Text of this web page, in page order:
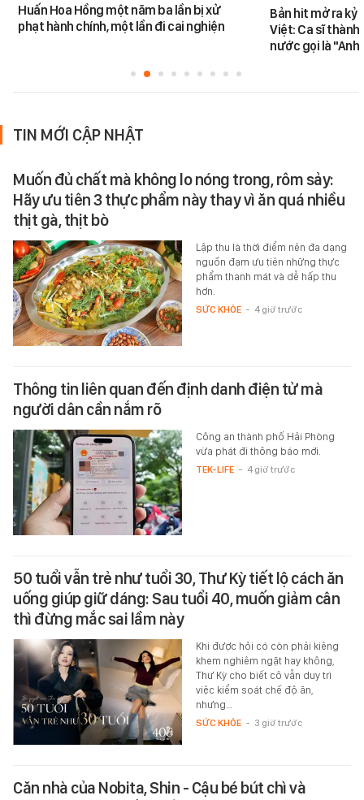
Huấn Hoa Hồng một năm ba lần bị xử
phạt hành chính, một lần đi cai nghiện
Bản hit mở ra kỷ
Việt: Ca sĩ
nước gọi là "Anh
TIN MỚI CẬP NHẬT
Muốn đủ chất mà không lo nóng trong, rôm sảy:
Hãy ưu tiên 3 thực phẩm này thay vì ăn quá nhiều
thịt gà, thịt bò
Lập thu là thời điểm nên đa dạng
nguồn đạm ưu tiên những thực
phẩm thanh mát và dễ hấp thu
hơn.
SỨC KHỎE - 4 giờ trước
Thông tin liên quan đến định danh điện tử mà
người dân cần nắm rõ
Công an thành phố Hải Phòng
vừa phát đi thông báo mới.
TEK-LIFE - 4 giờ trước
50 tuổi vẫn trẻ như tuổi 30, Thư Kỳ tiết lộ cách ăn
uống giúp giữ dáng: Sau tuổi 40, muốn giảm cân
thì đừng mắc sai lầm này
Khi được hỏi có còn phải kiêng
khem nghiêm ngặt hay không,
Thư Kỳ cho biết cô vẫn duy trì
việc kiểm soát chế độ ăn,
nhưng…
SỨC KHỎE - 3 giờ trước
Căn nhà của Nobita, Shin - Cậu bé bút chì và